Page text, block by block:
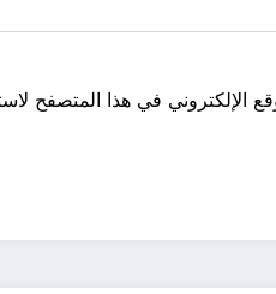
الإلكتروني في هذا المتصفح